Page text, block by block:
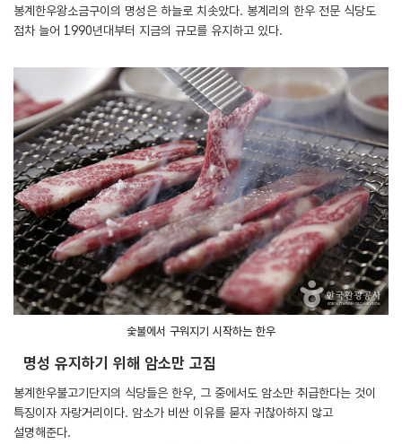
봉계한우왕소금구이의 명성은 하늘로 치솟았다. 봉계리의 한우 전문 식당도
점차 늘어 1990년대부터 지금의 규모를 유지하고 있다.
숯불에서 구워지기 시작하는 한우
명성 유지하기 위해 암소만 고집
봉계한우불고기단지의 식당들은 한우, 그 중에서도 암소만 취급한다는 것이
특징이자 자랑거리이다. 암소가 비싼 이유를 묻자 귀찮아하지 않고
설명해준다.